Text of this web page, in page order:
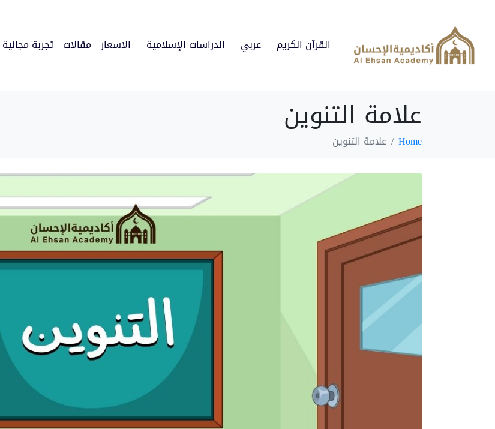
القرآن الكريم عربي الدراسات الإسلامية الاسعار مقالات تجربة مجانية
علامة التنوين
Home علامة التنوين